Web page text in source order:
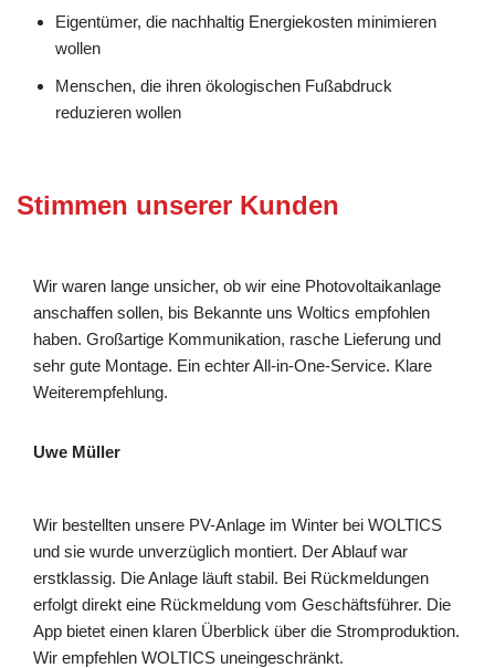
Eigentümer, die nachhaltig Energiekosten minimieren
wollen
Menschen, die ihren ökologischen Fußabdruck
reduzieren wollen
Stimmen unserer Kunden
Wir waren lange unsicher, ob wir eine Photovoltaikanlage
anschaffen sollen, bis Bekannte uns Woltics empfohlen
haben. Großartige Kommunikation, rasche Lieferung und
sehr gute Montage. Ein echter All-in-One-Service. Klare
Weiterempfehlung.
Uwe Müller
Wir bestellten unsere PV-Anlage im Winter bei WOLTICS
und sie wurde unverzüglich montiert. Der Ablauf war
erstklassig. Die Anlage läuft stabil. Bei Rückmeldungen
erfolgt direkt eine Rückmeldung vom Geschäftsführer. Die
App bietet einen klaren Überblick über die Stromproduktion.
Wir empfehlen WOLTICS uneingeschränkt.